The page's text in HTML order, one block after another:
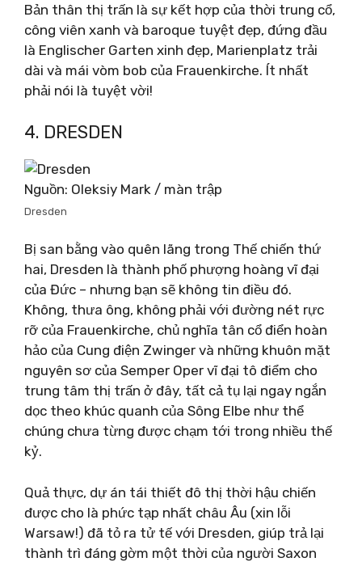
Bản thân thị trấn là sự kết hợp của thời trung cổ,
công viên xanh và baroque tuyệt đẹp, đứng đầu
là Englischer Garten xinh đẹp, Marienplatz trải
dài và mái vòm bob của Frauenkirche. Ít nhất
phải nói là tuyệt vời!
4. DRESDEN
Nguồn: Oleksiy Mark / màn trập
Dresden
Bị san bằng vào quên lãng trong Thế chiến thứ
hai, Dresden là thành phố phượng hoàng vĩ đại
của Đức – nhưng bạn sẽ không tin điều đó.
Không, thưa ông, không phải với đường nét rực
rỡ của Frauenkirche, chủ nghĩa tân cổ điển hoàn
hảo của Cung điện Zwinger và những khuôn mặt
nguyên sơ của Semper Oper vĩ đại tô điểm cho
trung tâm thị trấn ở đây, tất cả tụ lại ngay ngắn
dọc theo khúc quanh của Sông Elbe như thể
chúng chưa từng được chạm tới trong nhiều thế
kỷ.
Quả thực, dự án tái thiết đô thị thời hậu chiến
được cho là phức tạp nhất châu Âu (xin lỗi
Warsaw!) đã tỏ ra tử tế với Dresden, giúp trả lại
thành trì đáng gờm một thời của người Saxon